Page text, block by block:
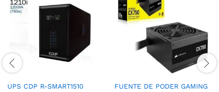
UPS CDP R-SMART1510
FUENTE DE PODER GAMING